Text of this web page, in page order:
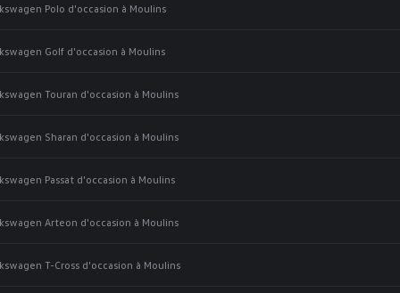
Polo d'occasion à Moulins
Golf d'occasion à Moulins
Touran d'occasion à Moulins
Sharan d'occasion à Moulins
Passat d'occasion à Moulins
Arteon d'occasion à Moulins
T-Cross d'occasion à Moulins